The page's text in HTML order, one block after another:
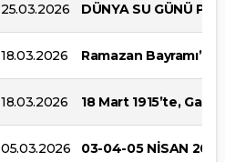
25.03.2026 DÜNYA SU GÜNÜ
18.03.2026 Ramazan
18.03.2026 18 Mart 1915’te,
05.03.2026 03-04-05 NİSAN